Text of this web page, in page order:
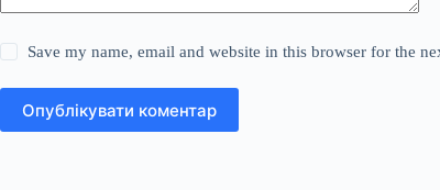
Save my name, email and website in this browser for the
Опублікувати коментар